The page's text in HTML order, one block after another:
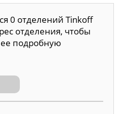
0 отделений Tinkoff
отделения, чтобы
подробную